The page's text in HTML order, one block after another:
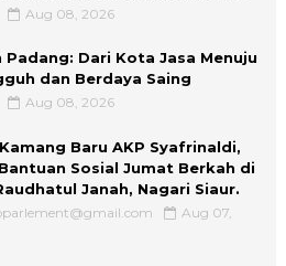
Aug 08, 2026
Padang: Dari Kota Jasa Menuju
dan Berdaya Saing
Aug 08, 2026
Baru AKP Syafrinaldi,
Sosial Jumat Berkah di
Janah, Nagari Siaur.
Aug 07,